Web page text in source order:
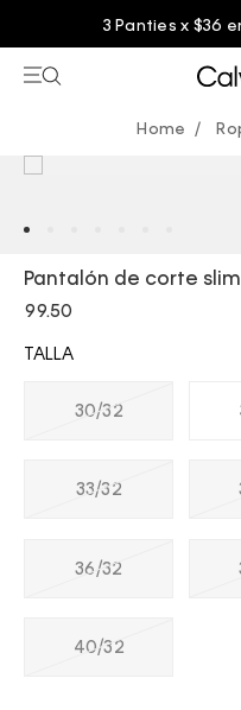
3 Panties x $36
Pantalón de corte
99.50
TALLA
30/32
33/32
36/32
40/32